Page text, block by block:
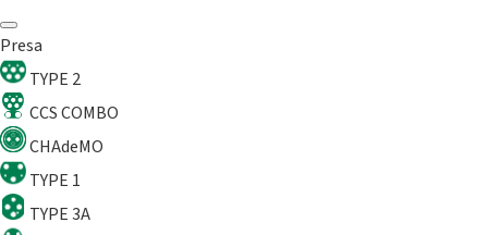
Presa
TYPE 2
CCS COMBO
CHAdeMO
TYPE 1
TYPE 3A